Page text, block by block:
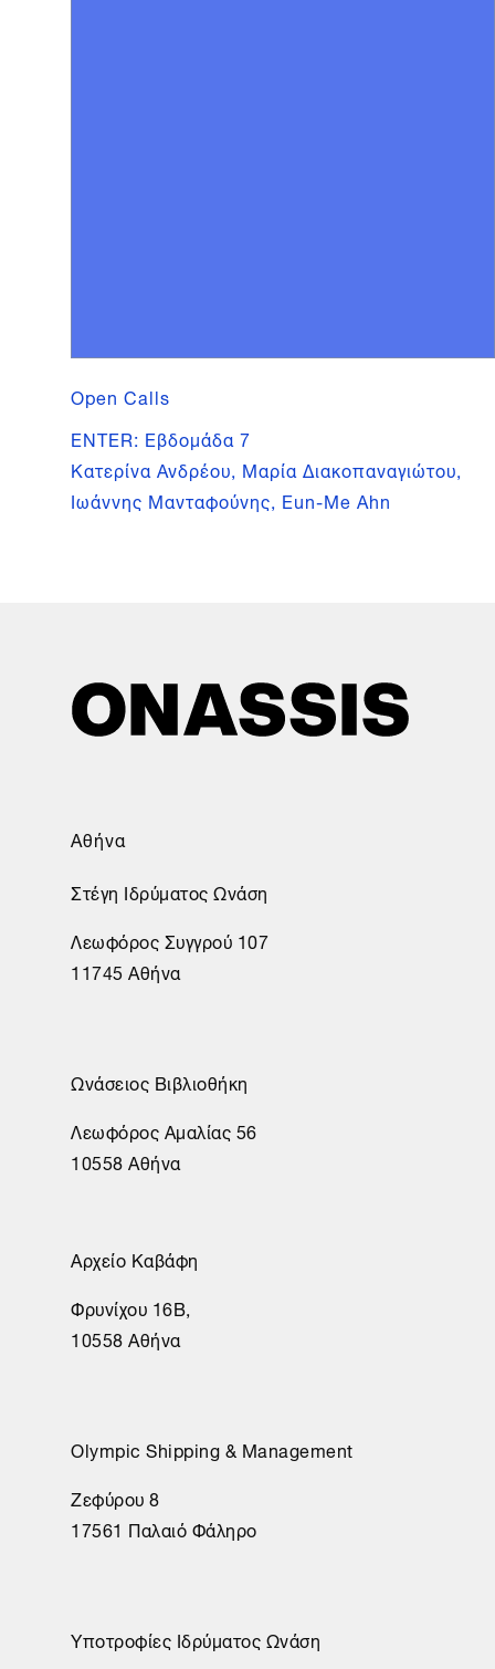
Open Calls
ENTER: Εβδομάδα 7
Κατερίνα Ανδρέου, Μαρία Διακοπαναγιώτου,
Ιωάννης Μανταφούνης, Eun-Me Ahn
Αθήνα
Στέγη Ιδρύματος Ωνάση
Λεωφόρος Συγγρού 107
11745 Αθήνα
Ωνάσειος Βιβλιοθήκη
Λεωφόρος Αμαλίας 56
10558 Αθήνα
Αρχείο Καβάφη
Φρυνίχου 16Β,
10558 Αθήνα
Olympic Shipping & Management
Ζεφύρου 8
17561 Παλαιό Φάληρο
Υποτροφίες Ιδρύματος Ωνάση